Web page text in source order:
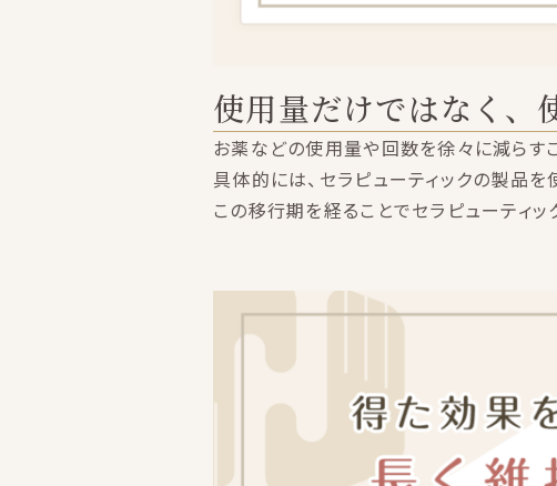
使用量だけではなく、
お薬などの使用量や回数を徐々に減らすこ
具体的には、セラピューティックの製品
この移行期を経ることでセラピューティ